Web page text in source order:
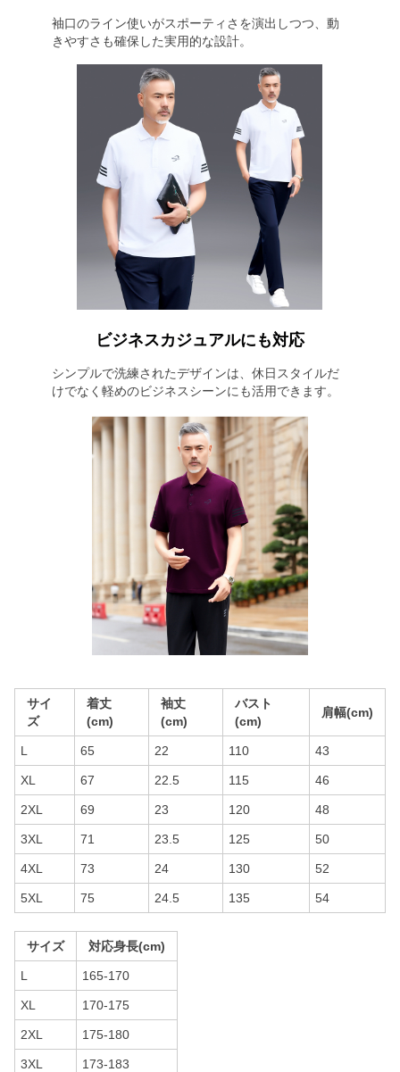
袖口のライン使いがスポーティさを演出しつつ、動
きやすさも確保した実用的な設計。
ビジネスカジュアルにも対応
シンプルで洗練されたデザインは、休日スタイルだ
けでなく軽めのビジネスシーンにも活用できます。
サイ
ズ
着丈
(cm)
袖丈
(cm)
バスト
(cm)
肩幅(cm)
L 65 22 110 43
XL 67 22.5 115 46
2XL 69 23 120 48
3XL 71 23.5 125 50
4XL 73 24 130 52
5XL 75 24.5 135 54
サイズ 対応身長(cm)
L 165-170
XL 170-175
2XL 175-180
3XL 173-183